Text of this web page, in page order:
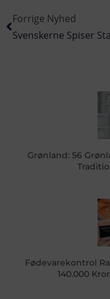
Forrige Nyhed
Grønland: 56
Fødevarekontrol
140.000